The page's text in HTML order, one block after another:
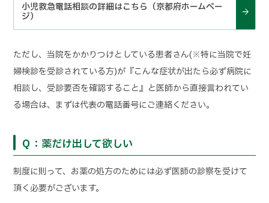
小児救急電話相談の詳細はこちら（京都府ホームペー
ジ）
ただし、当院をかかりつけとしている患者さん(※特に当院で妊
婦検診を受診されている方)が『こんな症状が出たら必ず病院に
相談し、受診要否を確認すること』と医師から直接言われてい
る場合は、まずは代表の電話番号にご連絡ください。
Ｑ：薬だけ出して欲しい
制度に則って、お薬の処方のためには必ず医師の診察を受けて
頂く必要がございます。